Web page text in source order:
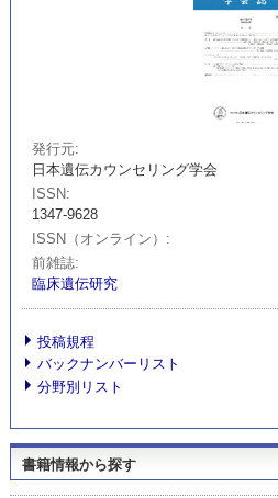
発行元
日本遺伝カウンセリング学会
ISSN
1347-9628
ISSN（オンライン）
前雑誌
臨床遺伝研究
投稿規程
バックナンバーリスト
分野別リスト
書籍情報から探す